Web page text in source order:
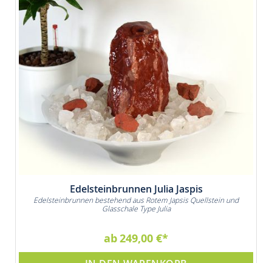
Edelsteinbrunnen Julia Jaspis
Edelsteinbrunnen bestehend aus Rotem Japsis Quellstein und
Glasschale Type Julia
ab249,00 €